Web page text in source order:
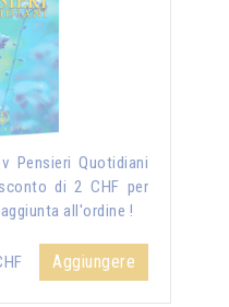
Pensieri Quotidiani
di 2 CHF per
all'ordine !
Aggiungere